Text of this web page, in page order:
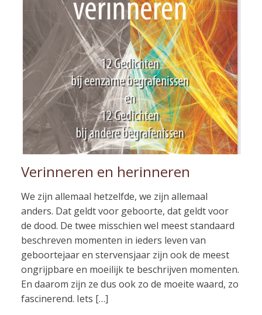
Verinneren en herinneren
We zijn allemaal hetzelfde, we zijn allemaal
anders. Dat geldt voor geboorte, dat geldt voor
de dood. De twee misschien wel meest standaard
beschreven momenten in ieders leven van
geboortejaar en stervensjaar zijn ook de meest
ongrijpbare en moeilijk te beschrijven momenten.
En daarom zijn ze dus ook zo de moeite waard, zo
fascinerend. Iets […]